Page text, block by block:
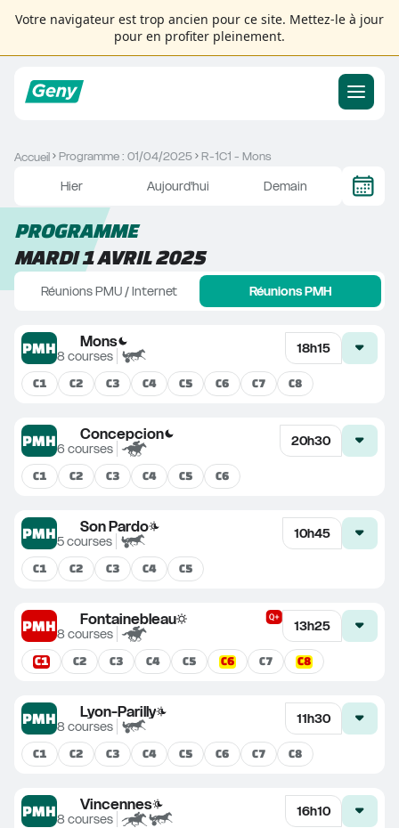
Votre navigateur est trop ancien pour ce site. Mettez-le à jour
pour en profiter pleinement.
Accueil Programme : 01/04/2025 R-1C1 - Mons
Hier Aujourd'hui Demain
PROGRAMME
MARDI 1 AVRIL 2025
Réunions PMU / Internet Réunions PMH
PMH Mons
8 courses 18h15
C1 C2 C3 C4 C5 C6 C7 C8
PMH Concepcion
6 courses 20h30
C1 C2 C3 C4 C5 C6
PMH Son Pardo
5courses 10h45
C1 C2 C3 C4 C5
PMH Fontainebleau
8 courses 13h25
C1 C2 C3 C4 C5 C6 C7 C8
PMH Lyon-Parilly
8 courses 11h30
C1 C2 C3 C4 C5 C6 C7 C8
PMH Vincennes
8 courses 16h10